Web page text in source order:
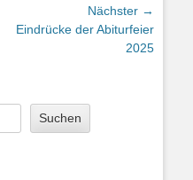
Nächster →
Nächster
Eindrücke der Abiturfeier
2025
Suchen